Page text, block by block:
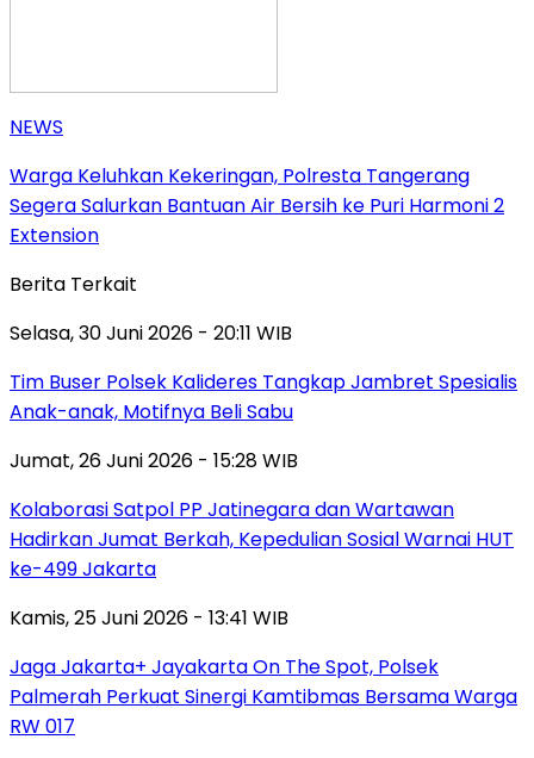
NEWS
Warga Keluhkan Kekeringan, Polresta Tangerang
Segera Salurkan Bantuan Air Bersih ke Puri Harmoni 2
Extension
Berita Terkait
Selasa, 30 Juni 2026 - 20:11 WIB
Tim Buser Polsek Kalideres Tangkap Jambret Spesialis
Anak-anak, Motifnya Beli Sabu
Jumat, 26 Juni 2026 - 15:28 WIB
Kolaborasi Satpol PP Jatinegara dan Wartawan
Hadirkan Jumat Berkah, Kepedulian Sosial Warnai HUT
ke-499 Jakarta
Kamis, 25 Juni 2026 - 13:41 WIB
Jaga Jakarta+ Jayakarta On The Spot, Polsek
Palmerah Perkuat Sinergi Kamtibmas Bersama Warga
RW 017